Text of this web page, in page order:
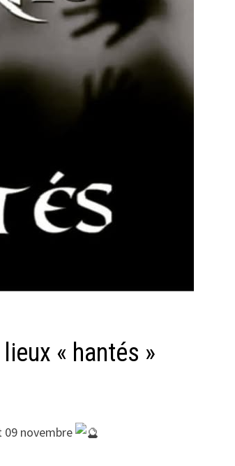
« hantés »
09 novembre